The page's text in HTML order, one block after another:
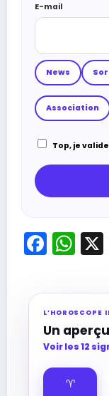
E-mail
News
Association
Top, je valide
L’HOROSCOPE
Un
Voir les 12
♈︎